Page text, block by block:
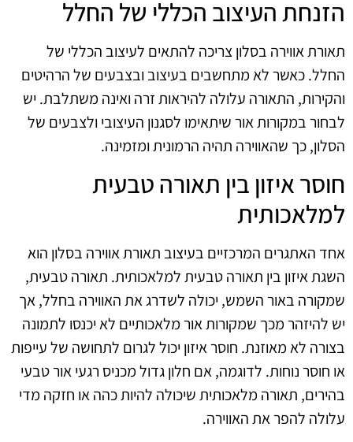
הזנחת העיצוב הכללי של החלל
תאורת אווירה בסלון צריכה להתאים לעיצוב הכללי של
החלל. כאשר לא מתחשבים בעיצוב ובצבעים של הרהיטים
והקירות, התאורה עלולה להיראות זרה ואינה משתלבת. יש
לבחור במקורות אור שיתאימו לסגנון העיצובי ולצבעים של
הסלון, כך שהאווירה תהיה הרמונית ומזמינה.
חוסר איזון בין תאורה טבעית
למלאכותית
אחד האתגרים המרכזיים בעיצוב תאורת אווירה בסלון הוא
השגת איזון בין תאורה טבעית למלאכותית. תאורה טבעית,
שמקורה באור השמש, יכולה לשדרג את האווירה בחלל, אך
יש להיזהר מכך שמקורות אור מלאכותיים לא יכנסו לתמונה
בצורה לא מאוזנת. חוסר איזון יכול לגרום לתחושה של עייפות
או חוסר נוחות. לדוגמה, אם חלון גדול מכניס רגעי אור טבעי
בהירים, תאורה מלאכותית שיכולה להיות כהה או חזקה מדי
עלולה להפר את האווירה.